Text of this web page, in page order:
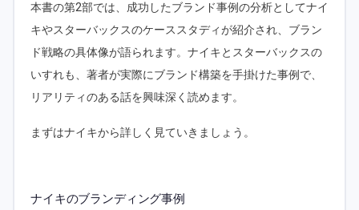
本書の第2部では、成功したブランド事例の分析としてナイ
キやスターバックスのケーススタディが紹介され、ブラン
ド戦略の具体像が語られます。ナイキとスターバックスの
いすれも、著者が実際にブランド構築を手掛けた事例で、
リアリティのある話を興味深く読めます。
まずはナイキから詳しく見ていきましょう。
ナイキのブランディング事例